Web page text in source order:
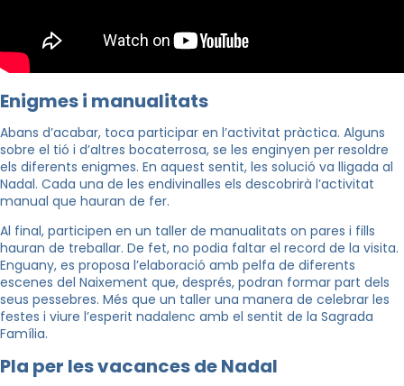
Enigmes i manualitats
Abans d’acabar, toca participar en l’activitat pràctica. Alguns
sobre el tió i d’altres bocaterrosa, se les enginyen per resoldre
els diferents enigmes. En aquest sentit, les solució va lligada al
Nadal. Cada una de les endivinalles els descobrirà l’activitat
manual que hauran de fer.
Al final, participen en un taller de manualitats on pares i fills
hauran de treballar. De fet, no podia faltar el record de la visita.
Enguany, es proposa l’elaboració amb pelfa de diferents
escenes del Naixement que, després, podran formar part dels
seus pessebres. Més que un taller una manera de celebrar les
festes i viure l’esperit nadalenc amb el sentit de la Sagrada
Família.
Pla per les vacances de Nadal